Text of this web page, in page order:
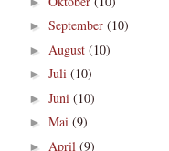
► September (10)
► August (10)
► Juli (10)
► Juni (10)
► Mai (9)
► April (9)